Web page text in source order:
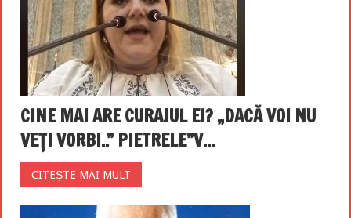
CINE MAI ARE CURAJUL EI? „DACĂ VOI NU
VEȚI VORBI..” PIETRELE”V...
CITEȘTE MAI MULT